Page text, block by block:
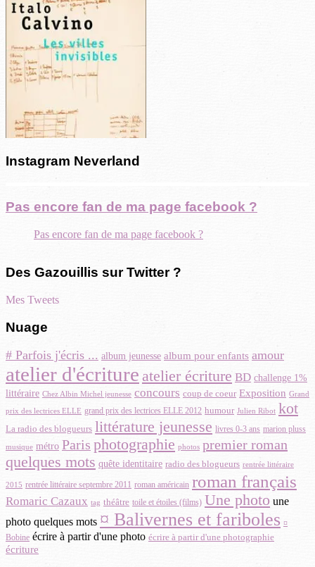
Instagram Neverland
Pas encore fan de ma page facebook ?
Pas encore fan de ma page facebook ?
Des Gazouillis sur Twitter ?
Mes Tweets
Nuage
# Parfois j'écris ... album jeunesse album pour enfants amour
atelier d'écriture atelier écriture BD challenge 1%
littéraire Chez Albin Michel jeunesse concours coup de coeur Exposition Grand
prix des lectrices ELLE grand prix des lectrices ELLE 2012 humour Julien Ribot kot
La radio des blogueurs littérature jeunesse livres 0-3 ans marion pluss
musique métro Paris photographie photos premier roman
quelques mots quête identitaire radio des blogueurs rentrée littéraire
2015 rentrée littéraire septembre 2011 roman américain roman français
Romaric Cazaux tag théâtre toile et étoiles (films) Une photo une
photo quelques mots ¤ Balivernes et fariboles ¤
Bobine écrire à partir d'une photo écrire à partir d'une photographie
écriture